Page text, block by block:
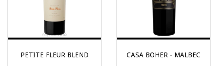
PETITE FLEUR BLEND CASA BOHER - MALBEC